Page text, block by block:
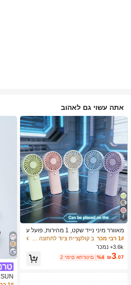
אתה עשוי גם לאהוב
4
מאוורר מיני נייד שקט, 1 מהירות, פועל ע
ל סוללה, מתנה למסיבה, מתנת קירור לק
יץ, מתאים למתנה, נסיעות חוץ, חוף, בית,
שימוש במשרד (סוללות לא כלולות), אסת
טי
1# רבי מכר
3.6k+ נמכר
₪3.07
%4 2 ימים אחרונים
גנטי